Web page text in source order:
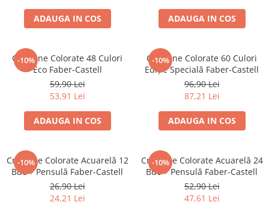
Caiete Muzică
Caiete Studențești
Caiete Tip II
Caiete Velin
Vocabulare
Calculatoare
Instrumente de scris și desen
Carioci
Creioane cerate
Creioane colorate
Creioane mecanice
ADAUGA IN COS ADAUGA IN COS
-10%
Creioane Colorate 48 Culori
Eco Faber-Castell
59,90 Lei
53,91 Lei
ADAUGA IN COS
-10%
Creioane Colorate 60 Culori
Ediție Specială Faber-Castell
96,90 Lei
87,21 Lei
ADAUGA IN COS
-10%
Creioane Colorate Acuarelă 12
Buc + Pensulă Faber-Castell
26,90 Lei
24,21 Lei
-10%
Creioane Colorate Acuarelă 24
Buc + Pensulă Faber-Castell
52,90 Lei
47,61 Lei